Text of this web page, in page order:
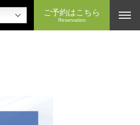
ご予約はこちら
Reservation